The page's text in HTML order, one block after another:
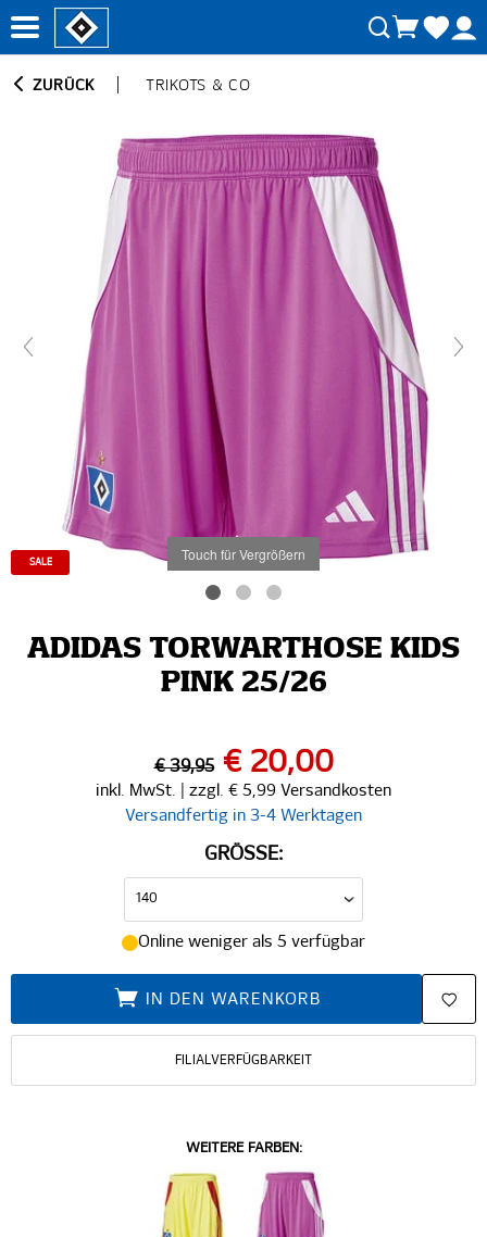
ZURÜCK TRIKOTS & CO
Touch für Vergrößern
SALE
ADIDAS TORWARTHOSE KIDS
PINK 25/26
€ 39,95 € 20,00
inkl. MwSt. | zzgl. € 5,99 Versandkosten
Versandfertig in 3-4 Werktagen
GRÖSSE:
Online weniger als 5 verfügbar
IN DEN WARENKORB
FILIALVERFÜGBARKEIT
WEITERE FARBEN: